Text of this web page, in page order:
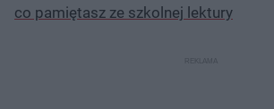
co pamiętasz ze szkolnej lektury